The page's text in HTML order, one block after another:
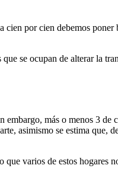
cien por cien debemos poner
se ocupan de alterar la
embargo, más o menos 3 de
asimismo se estima que,
varios de estos hogares